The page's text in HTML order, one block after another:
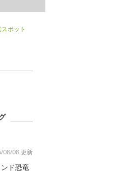
ポット
08/08 更新
ド恐竜